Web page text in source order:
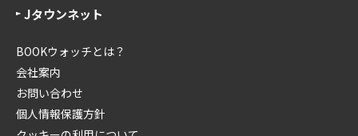
Jタウンネット
BOOKウォッチとは？
会社案内
お問い合わせ
個人情報保護方針